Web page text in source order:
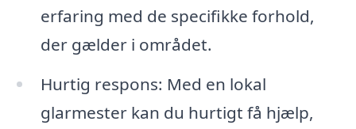
erfaring med de specifikke forhold,
der gælder i området.
Hurtig respons: Med en lokal
glarmester kan du hurtigt få hjælp,